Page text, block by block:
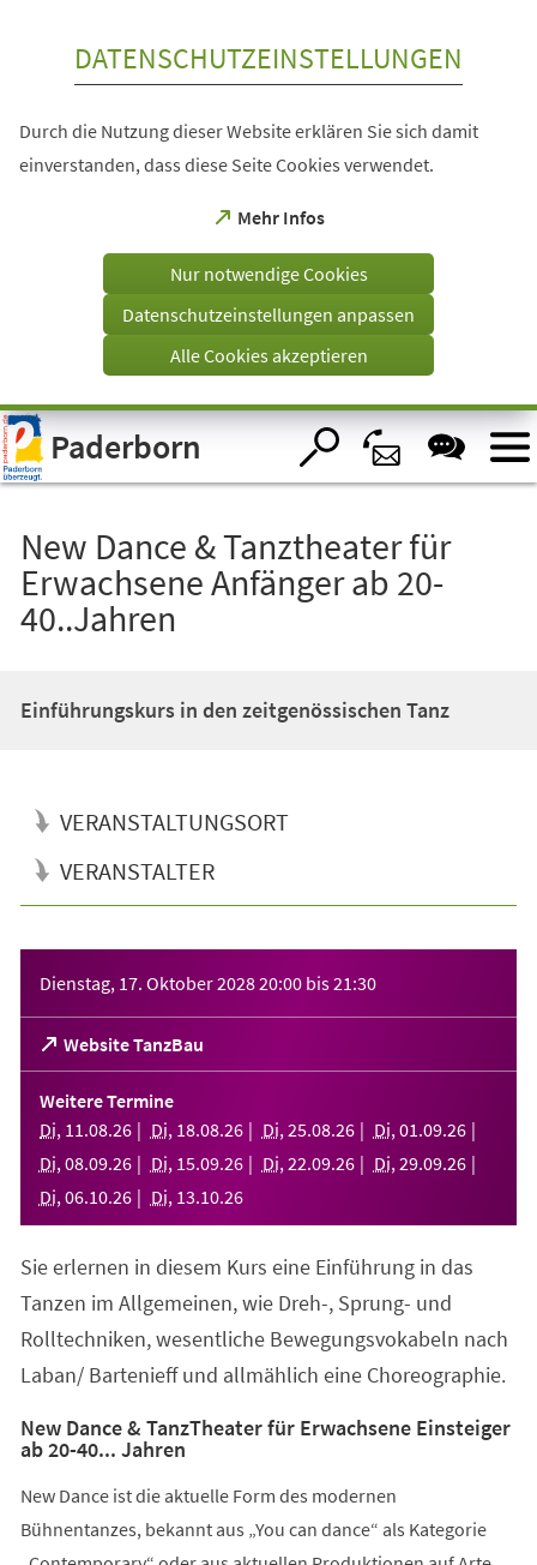
Visuelle
Assistenzsoftware
öffnen.
DATENSCHUTZEINSTELLUNGEN
Durch die Nutzung dieser Website erklären Sie sich damit
einverstanden, dass diese Seite Cookies verwendet.
Mehr Infos
(Öffnet
einem
Tab)
Nur notwendige Cookies
Datenschutzeinstellungen anpassen
Alle Cookies akzeptieren
Paderborn
New Dance & Tanztheater für
Erwachsene Anfänger ab 20-
40..Jahren
Einführungskurs in den zeitgenössischen Tanz
VERANSTALTUNGSORT
VERANSTALTER
Dienstag, 17. Oktober 202820:00 bis21:30
Website TanzBau
(Öffnet
in
einem
neuen
Tab)
Weitere Termine
Di, 11 .08.26 Di, 18.08.26 Di, 25.08.26 Di, 01 .09.26
Di, 08.09.26 Di, 15.09.26 Di, 22.09.26 Di, 29.09.26
Di, 06.10.26 Di, 13.10.26
Sie erlernen in diesem Kurs eine Einführung in das
Tanzen im Allgemeinen, wie Dreh-, Sprung- und
Rolltechniken, wesentliche Bewegungsvokabeln nach
Laban/ Bartenieff und allmählich eine Choreographie.
New Dance & TanzTheater für Erwachsene Einsteiger
ab 20-40... Jahren
New Dance ist die aktuelle Form des modernen
Bühnentanzes, bekannt aus „You can dance“ als Kategorie